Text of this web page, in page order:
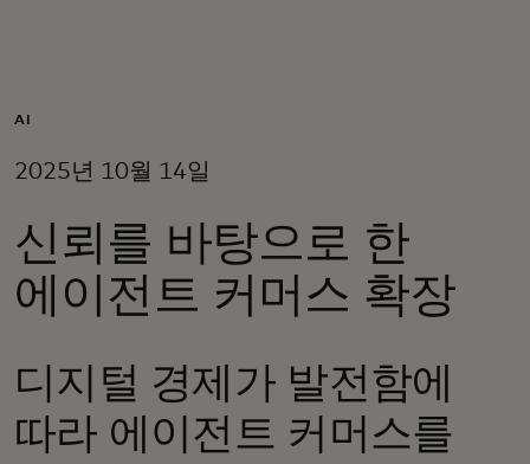
이노베이터
AI
2025년 10월 14일
신뢰를 바탕으로 한
에이전트 커머스 확장
디지털 경제가 발전함에
따라 에이전트 커머스를